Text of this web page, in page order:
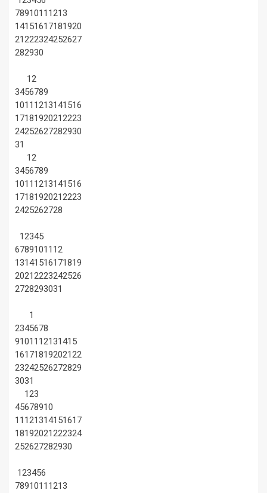
7891011 1213
14151617181920
21222324252627
282930
12
3456789
1011 1213141516
17181920212223
24252627282930
31
12
3456789
1011 1213141516
17181920212223
2425262728
12345
67891011 12
13141516171819
20212223242526
2728293031
1
2345678
91011 12131415
16171819202122
23242526272829
3031
123
45678910
11 121314151617
18192021222324
252627282930
123456
7891011 1213